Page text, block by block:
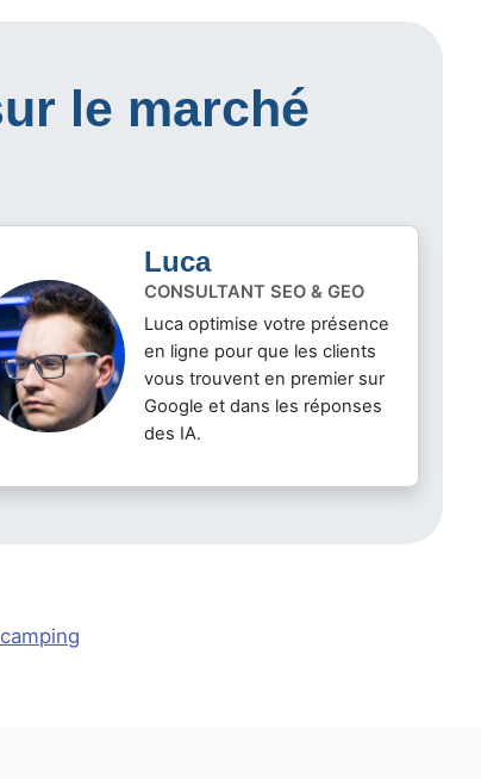
le marché
Luca
CONSULTANT SEO & GEO
Luca optimise votre présence
en ligne pour que les clients
vous trouvent en premier sur
Google et dans les réponses
des IA.